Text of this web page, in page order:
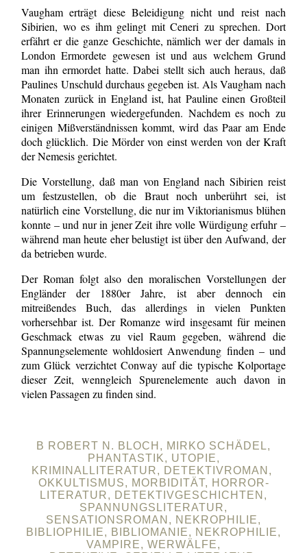
Vaugham erträgt diese Beleidigung nicht und reist nach
Sibirien, wo es ihm gelingt mit Ceneri zu sprechen. Dort
erfährt er die ganze Geschichte, nämlich wer der damals in
London Ermordete gewesen ist und aus welchem Grund
man ihn ermordet hatte. Dabei stellt sich auch heraus, daß
Paulines Unschuld durchaus gegeben ist. Als Vaugham nach
Monaten zurück in England ist, hat Pauline einen Großteil
ihrer Erinnerungen wiedergefunden. Nachdem es noch zu
einigen Mißverständnissen kommt, wird das Paar am Ende
doch glücklich. Die Mörder von einst werden von der Kraft
der Nemesis gerichtet.
Die Vorstellung, daß man von England nach Sibirien reist
um festzustellen, ob die Braut noch unberührt sei, ist
natürlich eine Vorstellung, die nur im Viktorianismus blühen
konnte – und nur in jener Zeit ihre volle Würdigung erfuhr –
während man heute eher belustigt ist über den Aufwand, der
da betrieben wurde.
Der Roman folgt also den moralischen Vorstellungen der
Engländer der 1880er Jahre, ist aber dennoch ein
mitreißendes Buch, das allerdings in vielen Punkten
vorhersehbar ist. Der Romanze wird insgesamt für meinen
Geschmack etwas zu viel Raum gegeben, während die
Spannungselemente wohldosiert Anwendung finden – und
zum Glück verzichtet Conway auf die typische Kolportage
dieser Zeit, wenngleich Spurenelemente auch davon in
vielen Passagen zu finden sind.
B ROBERT N. BLOCH, MIRKO SCHÄDEL,
PHANTASTIK, UTOPIE,
KRIMINALLITERATUR, DETEKTIVROMAN,
OKKULTISMUS, MORBIDITÄT, HORROR-
LITERATUR, DETEKTIVGESCHICHTEN,
SPANNUNGSLITERATUR,
SENSATIONSROMAN, NEKROPHILIE,
BIBLIOPHILIE, BIBLIOMANIE, NEKROPHILIE,
VAMPIRE, WERWÄLFE,